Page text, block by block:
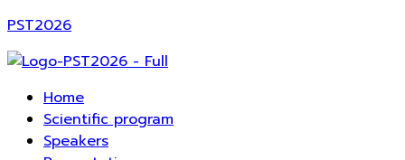
PST2026
Home
Scientific program
Speakers